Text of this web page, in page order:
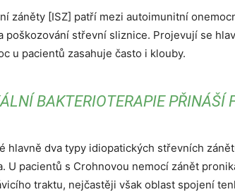
záněty [ISZ] patří mezi autoimunitní
poškozování střevní sliznice. Projevují se
u pacientů zasahuje často i klouby.
BAKTERIOTERAPIE PŘINÁŠÍ
hlavně dva typy idiopatických střevních
U pacientů s Crohnovou nemocí zánět
traktu, nejčastěji však oblast spojení